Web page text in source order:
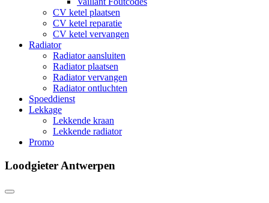
CV ketel plaatsen
CV ketel reparatie
CV ketel vervangen
Radiator
Radiator aansluiten
Radiator plaatsen
Radiator vervangen
Radiator ontluchten
Spoeddienst
Lekkage
Lekkende kraan
Lekkende radiator
Promo
Loodgieter Antwerpen